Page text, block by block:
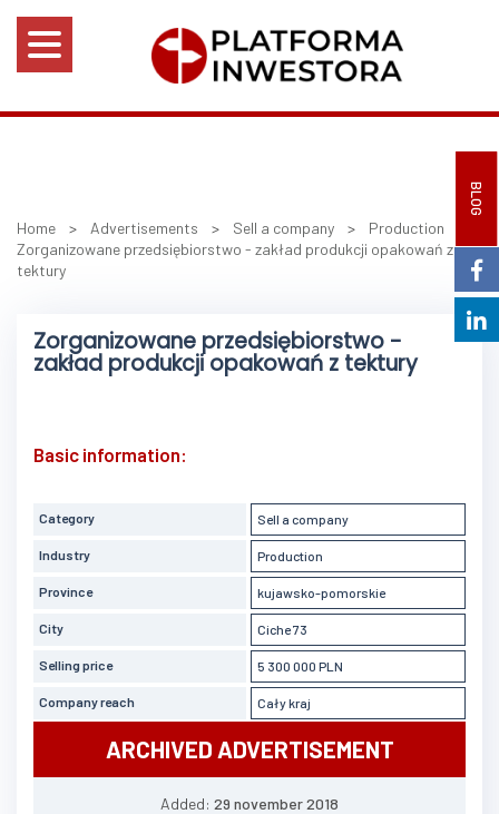
BLOG
Home > Advertisements > Sell a company > Production
Zorganizowane przedsiębiorstwo - zakład produkcji opakowań z
tektury
Zorganizowane przedsiębiorstwo -
zakład produkcji opakowań z tektury
Basic information:
Category Sell a company
Industry Production
Province kujawsko-pomorskie
City Ciche 73
Selling price 5 300 000 PLN
Company reach Cały kraj
ARCHIVED ADVERTISEMENT
Added: 29 november 2018